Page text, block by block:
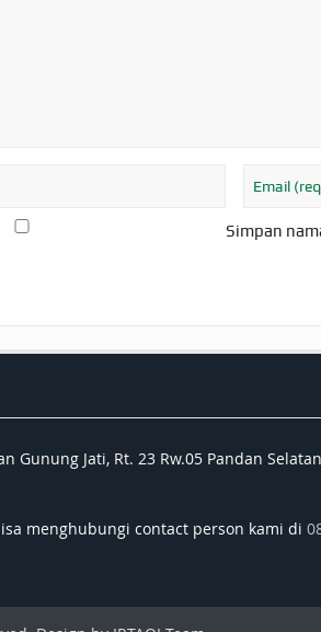
Simpan
Gunung Jati, Rt. 23 Rw.05 Pandan
menghubungi contact person kami di